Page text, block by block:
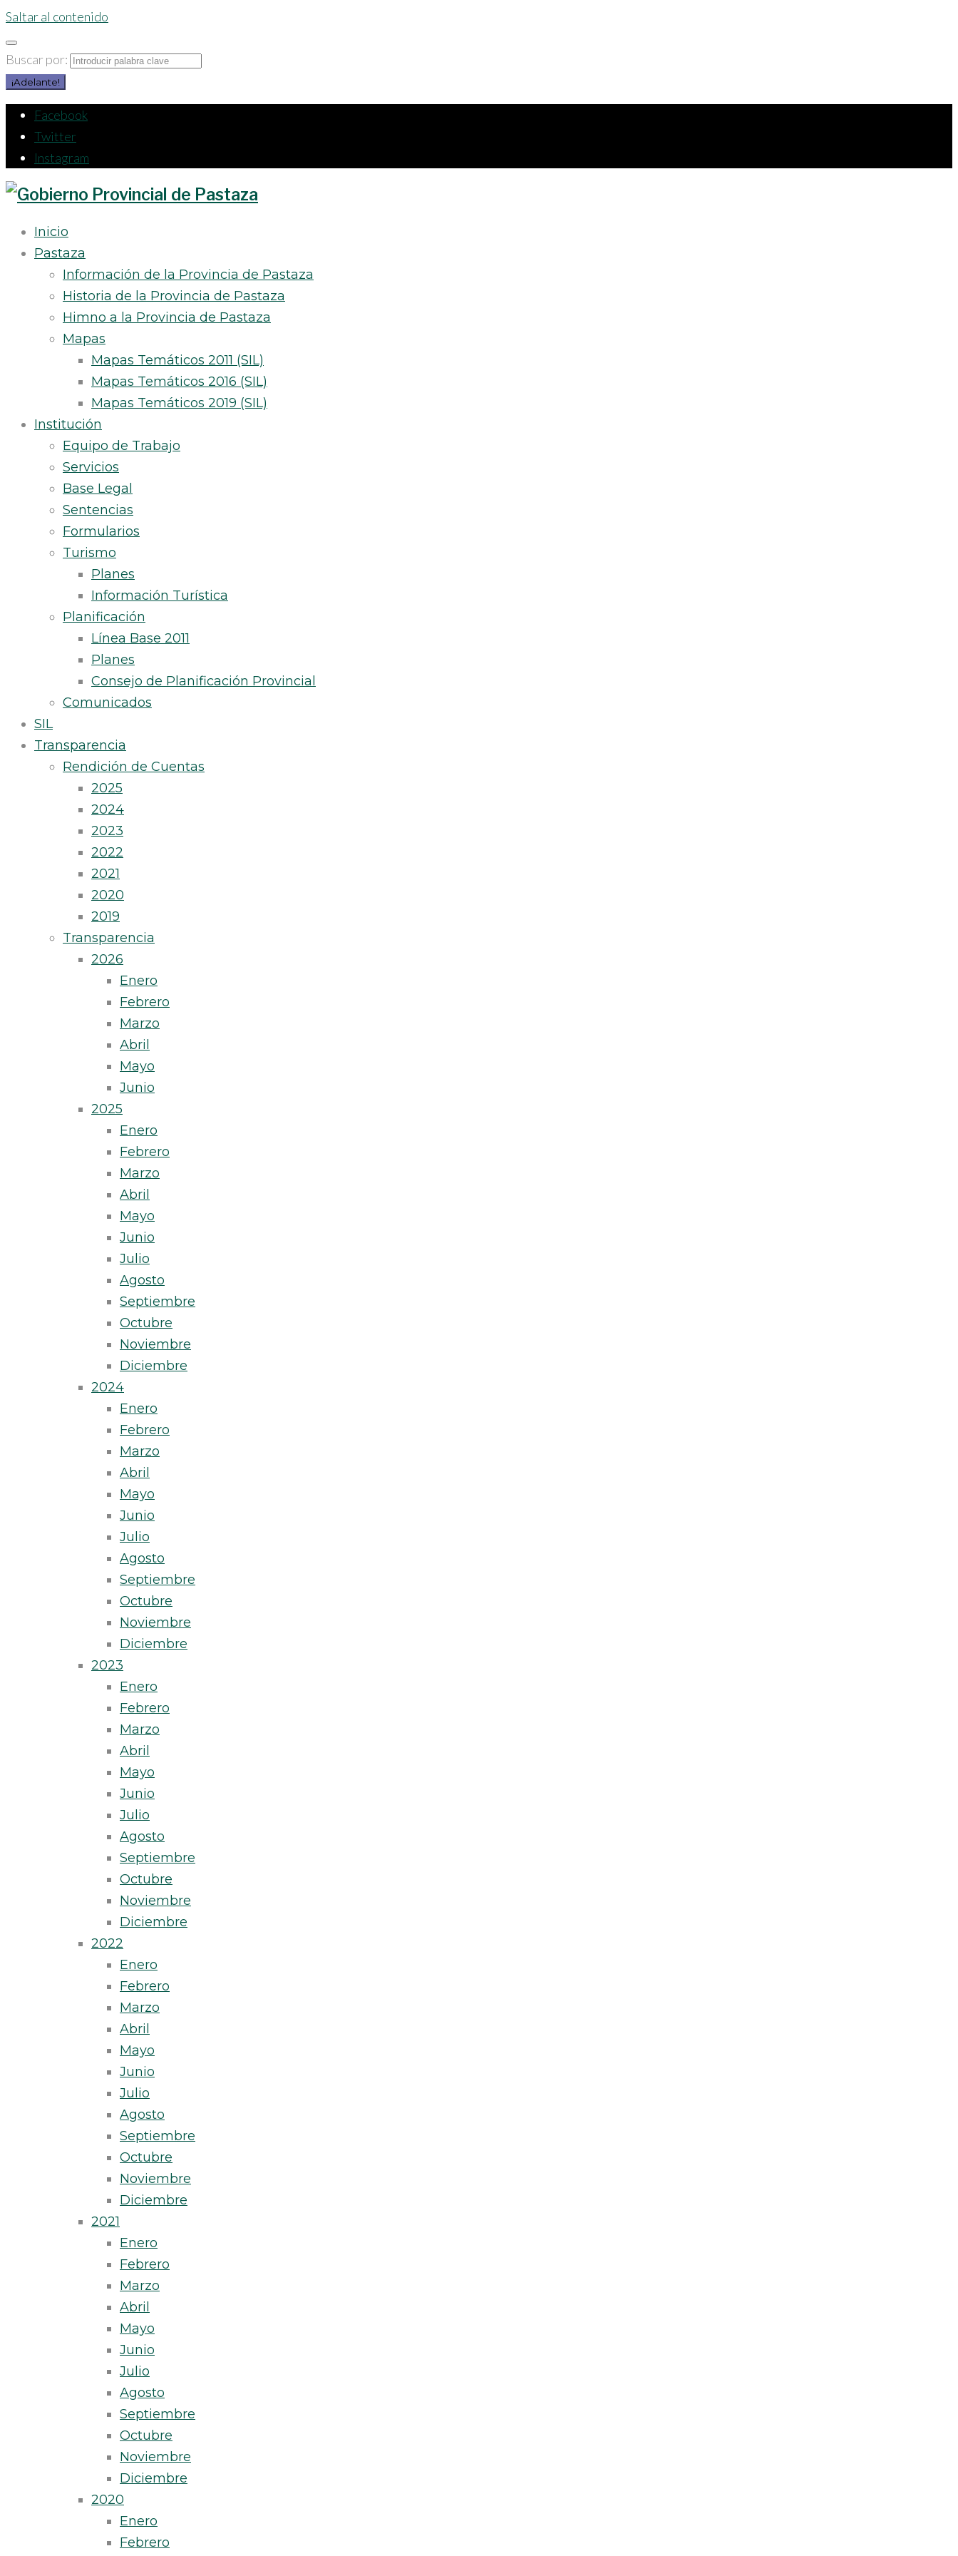
Saltar al contenido
Buscar por:
¡Adelante!
Facebook
Twitter
Instagram
Inicio
Pastaza
Información de la Provincia de Pastaza
Historia de la Provincia de Pastaza
Himno a la Provincia de Pastaza
Mapas
Mapas Temáticos 2011 (SIL)
Mapas Temáticos 2016 (SIL)
Mapas Temáticos 2019 (SIL)
Institución
Equipo de Trabajo
Servicios
Base Legal
Sentencias
Formularios
Turismo
Planes
Información Turística
Planificación
Línea Base 2011
Planes
Consejo de Planificación Provincial
Comunicados
SIL
Transparencia
Rendición de Cuentas
2025
2024
2023
2022
2021
2020
2019
Transparencia
2026
Enero
Febrero
Marzo
Abril
Mayo
Junio
2025
Enero
Febrero
Marzo
Abril
Mayo
Junio
Julio
Agosto
Septiembre
Octubre
Noviembre
Diciembre
2024
Enero
Febrero
Marzo
Abril
Mayo
Junio
Julio
Agosto
Septiembre
Octubre
Noviembre
Diciembre
2023
Enero
Febrero
Marzo
Abril
Mayo
Junio
Julio
Agosto
Septiembre
Octubre
Noviembre
Diciembre
2022
Enero
Febrero
Marzo
Abril
Mayo
Junio
Julio
Agosto
Septiembre
Octubre
Noviembre
Diciembre
2021
Enero
Febrero
Marzo
Abril
Mayo
Junio
Julio
Agosto
Septiembre
Octubre
Noviembre
Diciembre
2020
Enero
Febrero